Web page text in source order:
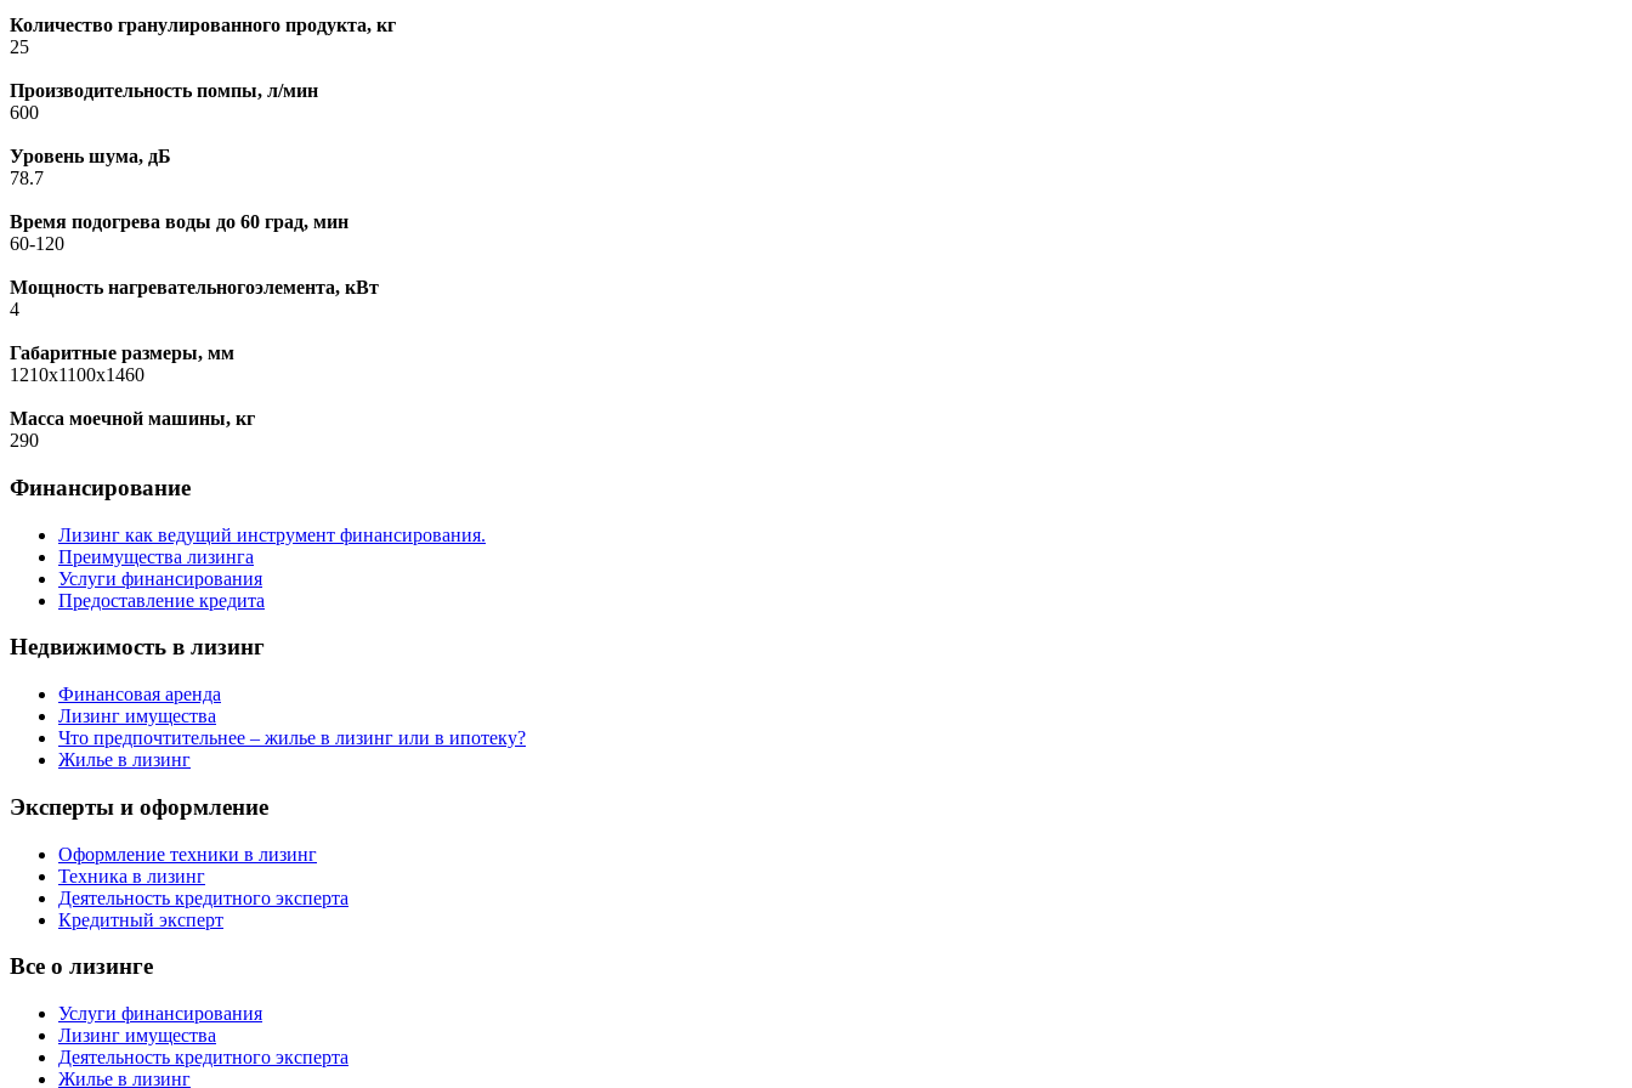
Количество гранулированного продукта, кг
25
Производительность помпы, л/мин
600
Уровень шума, дБ
78.7
Время подогрева воды до 60 град, мин
60-120
Мощность нагревательногоэлемента, кВт
4
Габаритные размеры, мм
1210х1100х1460
Масса моечной машины, кг
290
Финансирование
Лизинг как ведущий инструмент финансирования.
Преимущества лизинга
Услуги финансирования
Предоставление кредита
Недвижимость в лизинг
Финансовая аренда
Лизинг имущества
Что предпочтительнее – жилье в лизинг или в ипотеку?
Жилье в лизинг
Эксперты и оформление
Оформление техники в лизинг
Техника в лизинг
Деятельность кредитного эксперта
Кредитный эксперт
Все о лизинге
Услуги финансирования
Лизинг имущества
Деятельность кредитного эксперта
Жилье в лизинг